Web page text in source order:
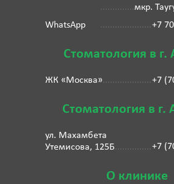
мкр.
WhatsApp
+7
Стоматология в г.
ЖК «Москва» +7
Стоматология в г.
ул. Махамбета
Утемисова, 125Б
+7
О клинике